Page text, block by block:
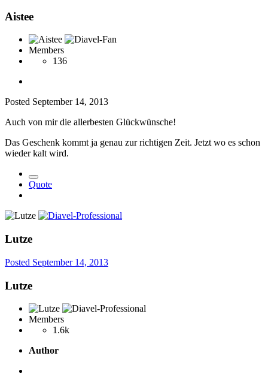
Aistee
Members
136
Posted September 14, 2013
Auch von mir die allerbesten Glückwünsche!
Das Geschenk kommt ja genau zur richtigen Zeit. Jetzt wo es schon
wieder kalt wird.
Quote
Lutze
Posted September 14, 2013
Lutze
Members
1.6k
Author